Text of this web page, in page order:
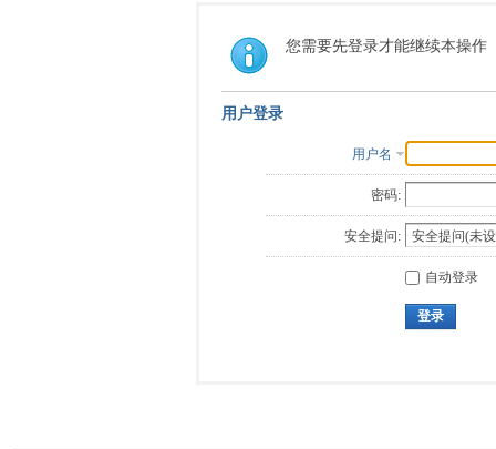
您需要先登录才能继续本操作
用户登录
用户名
密码:
安全提问:
自动登录
登录